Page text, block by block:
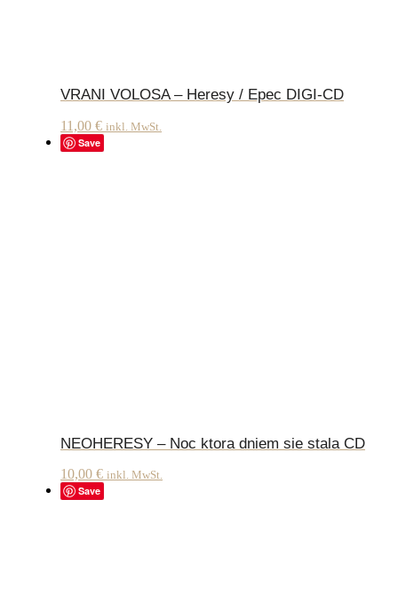
VRANI VOLOSA – Heresy / Epec DIGI-CD
11,00 € inkl. MwSt.
Save
NEOHERESY – Noc ktora dniem sie stala CD
10,00 € inkl. MwSt.
Save